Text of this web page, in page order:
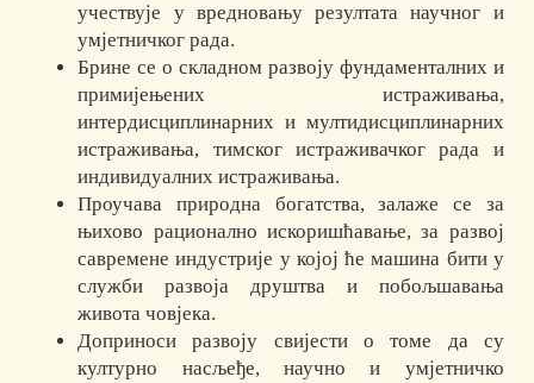
учествује у вредновању резултата научног и
умјетничког рада.
Брине се о складном развоју фундаменталних и
примијењених истраживања,
интердисциплинарних и мултидисциплинарних
истраживања, тимског истраживачког рада и
индивидуалних истраживања.
Проучава природна богатства, залаже се за
њихово рационално искоришћавање, за развој
савремене индустрије у којој ће машина бити у
служби развоја друштва и побољшавања
живота човјека.
Доприноси развоју свијести о томе да су
културно насљеђе, научно и умјетничко